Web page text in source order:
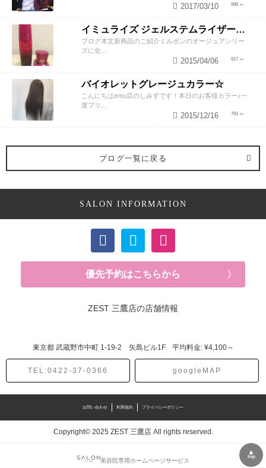
996
2017/03/10
イミュライズ ジェルステムライザー☆並木貴典
ブログ本文新商品のご紹介ミルボンのオージュアシリー
ズに全...
917
2015/04/06
バイオレットグレージュカラー☆
こんにちはemu店のしみずです！本日のお客様カラー♪一
度ブリ...
791
2015/12/16
ブログ一覧に戻る
SALON INFORMATION
優先予約はこちらから
ZEST 三鷹店の店舗情報
東京都 武蔵野市中町 1-19-2 矢島ビル1F 平均料金: ¥4,100～
TEL:0422-37-0366 googleMAP
お問い合わせ 利用規約 プライバシーポリシー
Copyright© 2025 ZEST 三鷹店 All rights reserved.
美容院専用ホームページサービス
▲
top